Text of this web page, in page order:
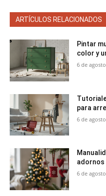
ARTÍCULOS RELACIONADOS
Pintar
color y
6 de
para
6 de
adornos
6 de